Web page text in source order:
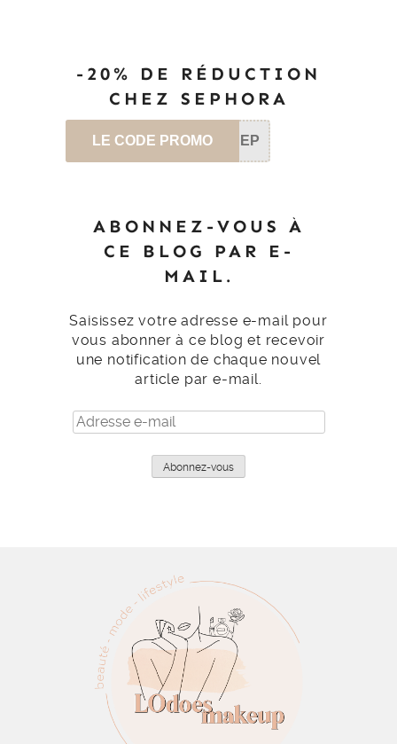
-20% DE RÉDUCTION
CHEZ SEPHORA
LE CODE PROMO SEP
ABONNEZ-VOUS À
CE BLOG PAR E-
MAIL.
Saisissez votre adresse e-mail pour
vous abonner à ce blog et recevoir
une notification de chaque nouvel
article par e-mail.
Adresse
e-
Abonnez-vous